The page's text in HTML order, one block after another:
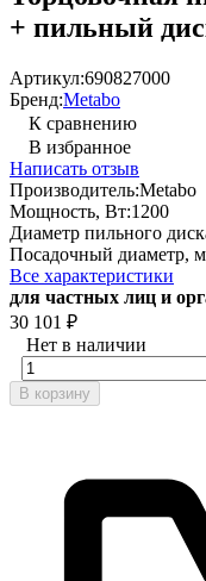
+ пильный
Артикул:690827000
Бренд:Metabo
К сравнению
В избранное
Написать отзыв
Производитель:Metabo
Мощность, Вт:1200
Диаметр пильного
Посадочный диаметр,
Все характеристики
для частных лиц и
30 101
₽
Нет в наличии
В корзину